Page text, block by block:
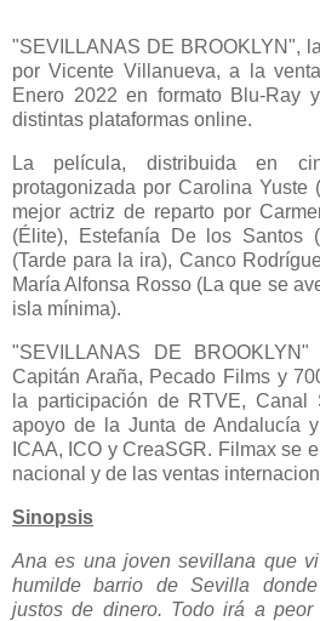
"SEVILLANAS DE BROOKLYN",
por Vicente Villanueva, a la
Enero 2022 en formato Blu-Ray
distintas plataformas online.
La película, distribuida en
protagonizada por Carolina Yuste
mejor actriz de reparto por
(Élite), Estefanía De los Santos
(Tarde para la ira), Canco
María Alfonsa Rosso (La que se
isla mínima).
"SEVILLANAS DE
Capitán Araña, Pecado Films y
la participación de RTVE, Canal
apoyo de la Junta de Andalucía
ICAA, ICO y CreaSGR. Filmax se
nacional y de las ventas
Sinopsis
Ana es una joven sevillana que
humilde barrio de Sevilla
justos de dinero. Todo irá a peor